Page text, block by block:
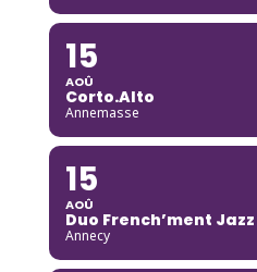
15
AOÛ
Corto.Alto
Annemasse
15
AOÛ
Duo French’ment Jazz
Annecy